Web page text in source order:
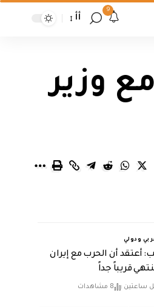
9
أأ
وزير
ودولي
أعتقد أن الحرب مع إيران
قريباً جداً
ساعتين 8 مشاهدات